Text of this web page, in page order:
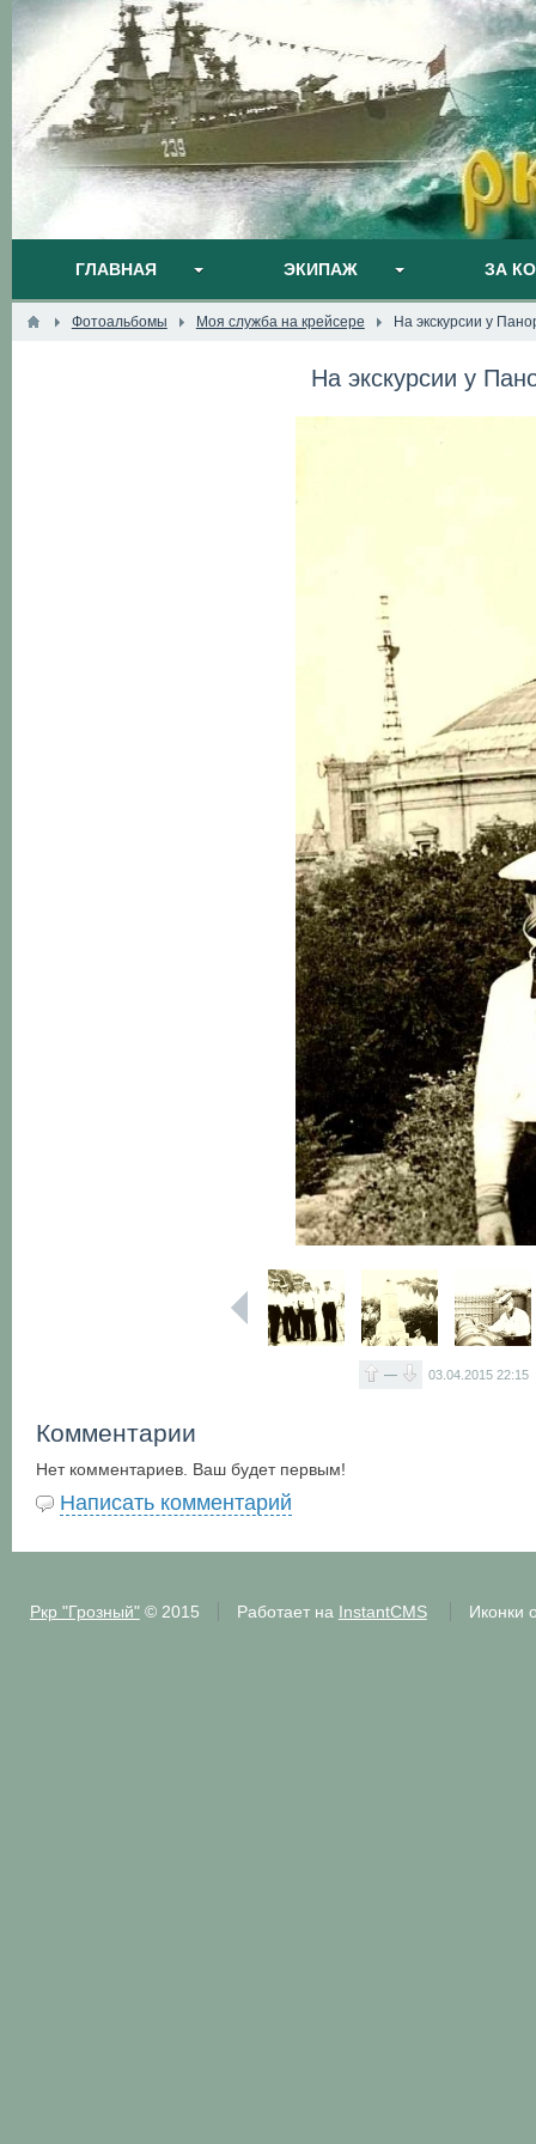
ГЛАВНАЯ ЭКИПАЖ ЗА
Фотоальбомы Моя служба на крейсере На экскурсии у
На экскурсии у
— 03.04.201522:15
Комментарии
Нет комментариев. Ваш будет первым!
Написать комментарий
Ркр "Грозный"© 2015 Работает на InstantCMS Иконки